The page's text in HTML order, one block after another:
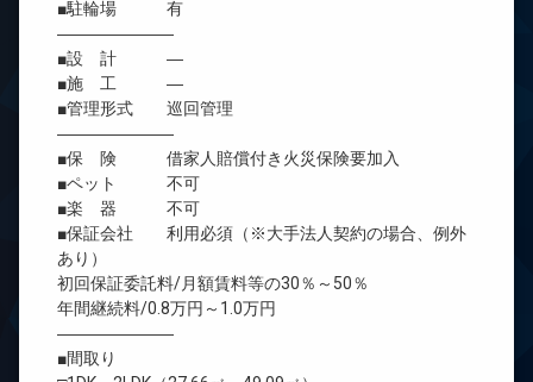
■駐輪場 有
―――――――
■設 計 ―
■施 工 ―
■管理形式 巡回管理
―――――――
■保 険 借家人賠償付き火災保険要加入
■ペット 不可
■楽 器 不可
■保証会社 利用必須（※大手法人契約の場合、例外
あり）
初回保証委託料/月額賃料等の30％～50％
年間継続料/0.8万円～1.0万円
―――――――
■間取り